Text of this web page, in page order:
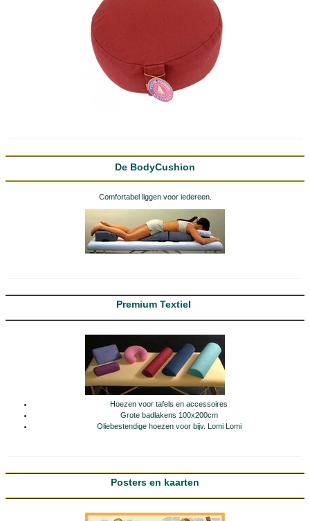
De BodyCushion
Comfortabel liggen voor iedereen.
Premium Textiel
Hoezen voor tafels en accessoires
Grote badlakens 100x200cm
Oliebestendige hoezen voor bijv. Lomi Lomi
Posters en kaarten